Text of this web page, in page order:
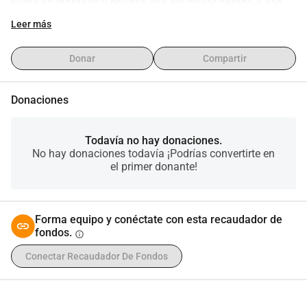
Me tratan, pero estos síntomas no encajan en la tabla
reconocen mis diversos seguros, por lo tanto, me
preocupa la deuda. Me arriesgo a una prohibición
mi vehículo. y vivienda. Debo subir el listón dentro de 15
Los franceses y otras nacionalidades saben cómo
probarlo. 15 días es muy poco, pero confío en USTED.
GRACIAS POR SU AYUDA, y Puedo proporcionar prueba
Leer más
Donar Compartir
Donaciones
Todavía no hay donaciones.
No hay donaciones todavía ¡Podrías convertirte en
el primer donante!
Forma equipo y conéctate con esta recaudador de
fondos. info
Conectar Recaudador De Fondos